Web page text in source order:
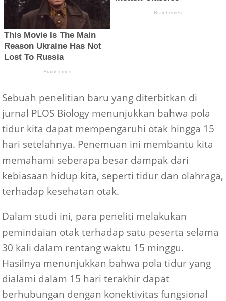
Sebuah penelitian baru yang diterbitkan di
jurnal PLOS Biology menunjukkan bahwa pola
tidur kita dapat mempengaruhi otak hingga 15
hari setelahnya. Penemuan ini membantu kita
memahami seberapa besar dampak dari
kebiasaan hidup kita, seperti tidur dan olahraga,
terhadap kesehatan otak.
Dalam studi ini, para peneliti melakukan
pemindaian otak terhadap satu peserta selama
30 kali dalam rentang waktu 15 minggu.
Hasilnya menunjukkan bahwa pola tidur yang
dialami dalam 15 hari terakhir dapat
berhubungan dengan konektivitas fungsional